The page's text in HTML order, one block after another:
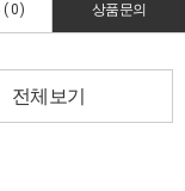
( 0) 상품문의
전체보기